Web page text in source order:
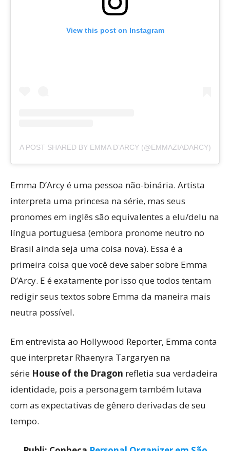
View this post on Instagram
A POST SHARED BY EMMA D’ARCY (@EMMAZIADARCY)
Emma D’Arcy é uma pessoa não-binária. Artista
interpreta uma princesa na série, mas seus
pronomes em inglês são equivalentes a elu/delu na
língua portuguesa (embora pronome neutro no
Brasil ainda seja uma coisa nova). Essa é a
primeira coisa que você deve saber sobre Emma
D’Arcy. E é exatamente por isso que todos tentam
redigir seus textos sobre Emma da maneira mais
neutra possível.
Em entrevista ao Hollywood Reporter, Emma conta
que interpretar Rhaenyra Targaryen na
série House of the Dragon refletia sua verdadeira
identidade, pois a personagem também lutava
com as expectativas de gênero derivadas de seu
tempo.